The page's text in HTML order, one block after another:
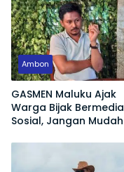
Ambon
GASMEN Maluku Ajak
Warga Bijak Bermedia
Sosial, Jangan Mudah